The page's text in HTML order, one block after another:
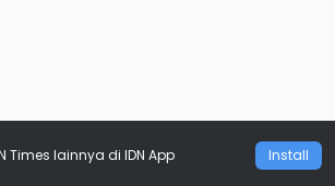
Times lainnya di IDN App Install